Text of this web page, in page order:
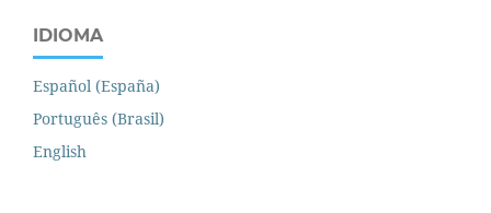
IDIOMA
Español (España)
Português (Brasil)
English